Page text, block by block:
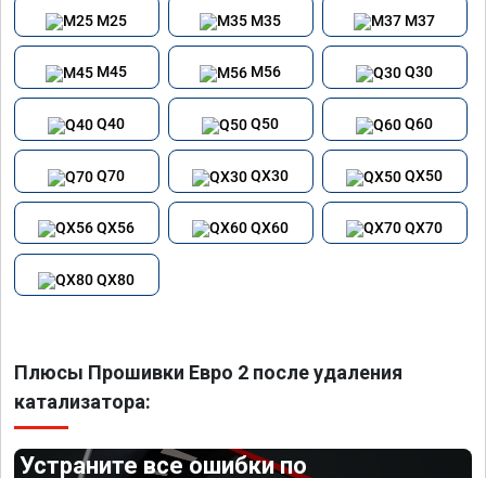
M25 M35 M37
M45 M56 Q30
Q40 Q50 Q60
Q70 QX30 QX50
QX56 QX60 QX70
QX80
Плюсы Прошивки Евро 2 после удаления
катализатора:
Устраните все ошибки по